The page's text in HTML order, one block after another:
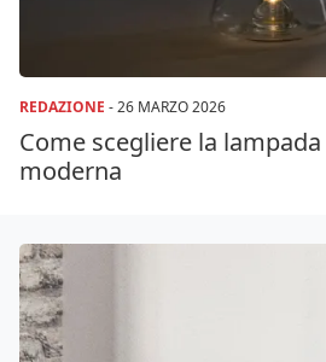
REDAZIONE -26 MARZO 2026
Come scegliere la
moderna